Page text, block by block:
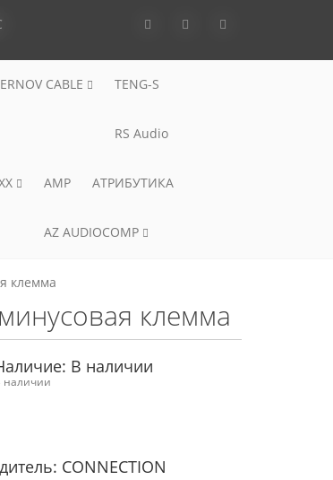
CABLE TENG-S
RS Audio
AMP АТРИБУТИКА
AZ AUDIOCOMP
клемма
клемма
В наличии
наличии
CONNECTION